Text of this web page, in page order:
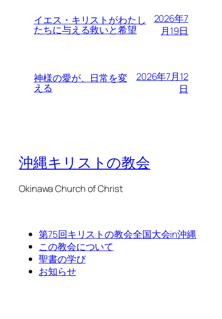
イエス・キリストがわたし
たちに与える救いと希望
2026年7
月19日
神様の愛が、日常を変
える
2026年7月12
日
沖縄キリストの教会
Okinawa Church of Christ
第75回キリストの教会全国大会in沖縄
この教会について
聖書の学び
お知らせ